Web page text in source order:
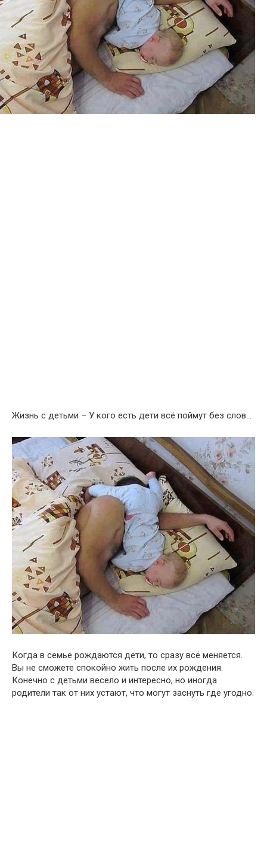
Жизнь с детьми – У кого есть дети всё поймут без слов…
Когда в семье рождаются дети, то сразу всё меняется.
Вы не сможете спокойно жить после их рождения.
Конечно с детьми весело и интересно, но иногда
родители так от них устают, что могут заснуть где угодно.